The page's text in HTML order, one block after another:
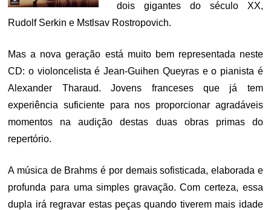
dois gigantes do século XX,
Rudolf Serkin e Mstlsav Rostropovich.
Mas a nova geração está muito bem representada neste
CD: o violoncelista é Jean-Guihen Queyras e o pianista é
Alexander Tharaud. Jovens franceses que já tem
experiência suficiente para nos proporcionar agradáveis
momentos na audição destas duas obras primas do
repertório.
A música de Brahms é por demais sofisticada, elaborada e
profunda para uma simples gravação. Com certeza, essa
dupla irá regravar estas peças quando tiverem mais idade